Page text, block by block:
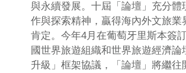
與永續發展。十屆「論壇」充分體
作與探索精神，贏得海內外文旅業
肯定。今年4月在葡萄牙里斯本簽
國世界旅遊組織和世界旅遊經濟論
升級」框架協議，「論壇」將繼往